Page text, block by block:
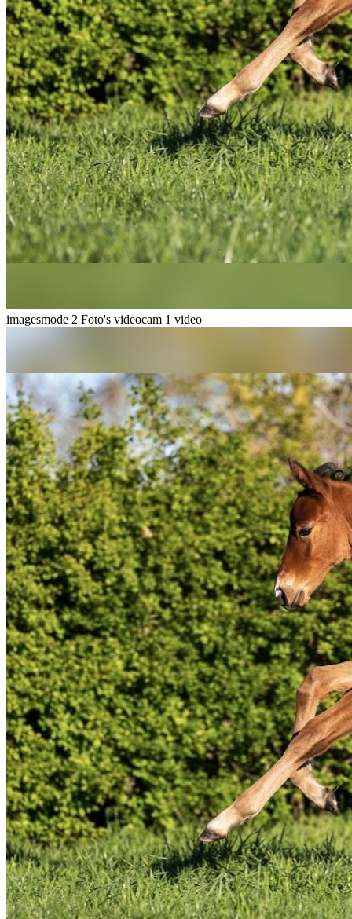
imagesmode 2 Foto's videocam 1 video